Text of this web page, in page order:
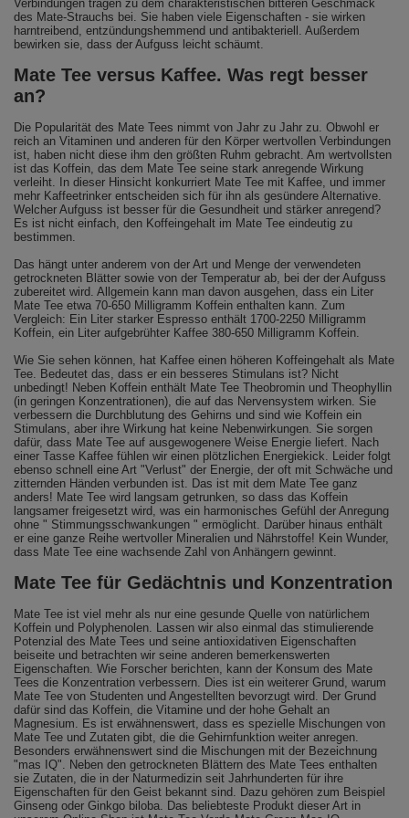
Verbindungen tragen zu dem charakteristischen bitteren Geschmack
des Mate-Strauchs bei. Sie haben viele Eigenschaften - sie wirken
harntreibend, entzündungshemmend und antibakteriell. Außerdem
bewirken sie, dass der Aufguss leicht schäumt.
Mate Tee versus Kaffee. Was regt besser
an?
Die Popularität des Mate Tees nimmt von Jahr zu Jahr zu. Obwohl er
reich an Vitaminen und anderen für den Körper wertvollen Verbindungen
ist, haben nicht diese ihm den größten Ruhm gebracht. Am wertvollsten
ist das Koffein, das dem Mate Tee seine stark anregende Wirkung
verleiht. In dieser Hinsicht konkurriert Mate Tee mit Kaffee, und immer
mehr Kaffeetrinker entscheiden sich für ihn als gesündere Alternative.
Welcher Aufguss ist besser für die Gesundheit und stärker anregend?
Es ist nicht einfach, den Koffeingehalt im Mate Tee eindeutig zu
bestimmen.
Das hängt unter anderem von der Art und Menge der verwendeten
getrockneten Blätter sowie von der Temperatur ab, bei der der Aufguss
zubereitet wird. Allgemein kann man davon ausgehen, dass ein Liter
Mate Tee etwa 70-650 Milligramm Koffein enthalten kann. Zum
Vergleich: Ein Liter starker Espresso enthält 1700-2250 Milligramm
Koffein, ein Liter aufgebrühter Kaffee 380-650 Milligramm Koffein.
Wie Sie sehen können, hat Kaffee einen höheren Koffeingehalt als Mate
Tee. Bedeutet das, dass er ein besseres Stimulans ist? Nicht
unbedingt! Neben Koffein enthält Mate Tee Theobromin und Theophyllin
(in geringen Konzentrationen), die auf das Nervensystem wirken. Sie
verbessern die Durchblutung des Gehirns und sind wie Koffein ein
Stimulans, aber ihre Wirkung hat keine Nebenwirkungen. Sie sorgen
dafür, dass Mate Tee auf ausgewogenere Weise Energie liefert. Nach
einer Tasse Kaffee fühlen wir einen plötzlichen Energiekick. Leider folgt
ebenso schnell eine Art "Verlust" der Energie, der oft mit Schwäche und
zitternden Händen verbunden ist. Das ist mit dem Mate Tee ganz
anders! Mate Tee wird langsam getrunken, so dass das Koffein
langsamer freigesetzt wird, was ein harmonisches Gefühl der Anregung
ohne " Stimmungsschwankungen " ermöglicht. Darüber hinaus enthält
er eine ganze Reihe wertvoller Mineralien und Nährstoffe! Kein Wunder,
dass Mate Tee eine wachsende Zahl von Anhängern gewinnt.
Mate Tee für Gedächtnis und Konzentration
Mate Tee ist viel mehr als nur eine gesunde Quelle von natürlichem
Koffein und Polyphenolen. Lassen wir also einmal das stimulierende
Potenzial des Mate Tees und seine antioxidativen Eigenschaften
beiseite und betrachten wir seine anderen bemerkenswerten
Eigenschaften. Wie Forscher berichten, kann der Konsum des Mate
Tees die Konzentration verbessern. Dies ist ein weiterer Grund, warum
Mate Tee von Studenten und Angestellten bevorzugt wird. Der Grund
dafür sind das Koffein, die Vitamine und der hohe Gehalt an
Magnesium. Es ist erwähnenswert, dass es spezielle Mischungen von
Mate Tee und Zutaten gibt, die die Gehirnfunktion weiter anregen.
Besonders erwähnenswert sind die Mischungen mit der Bezeichnung
"mas IQ". Neben den getrockneten Blättern des Mate Tees enthalten
sie Zutaten, die in der Naturmedizin seit Jahrhunderten für ihre
Eigenschaften für den Geist bekannt sind. Dazu gehören zum Beispiel
Ginseng oder Ginkgo biloba. Das beliebteste Produkt dieser Art in